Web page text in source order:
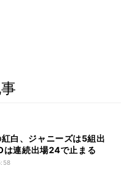
白、ジャニーズは5組出
連続出場24で止まる